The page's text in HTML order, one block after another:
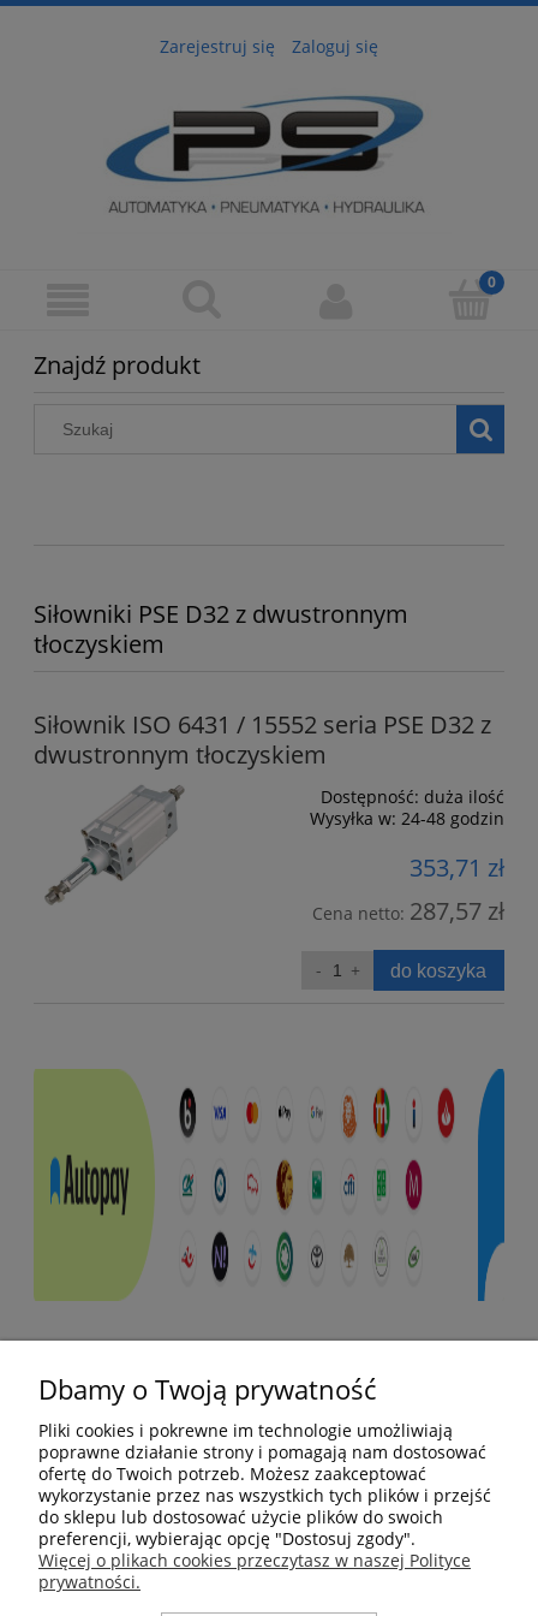
Zarejestruj się Zaloguj się
Znajdź produkt
Siłowniki PSE D32 z dwustronnym
tłoczyskiem
Siłownik ISO 6431 / 15552 seria PSE D32 z
dwustronnym tłoczyskiem
Dostępność: duża ilość
Wysyłka w: 24-48 godzin
353,71 zł
Cena netto: 287,57 zł
do koszyka
Moje konto
Płatności i dostawa
Informacje
O nas
Dbamy o Twoją prywatność
Pliki cookies i pokrewne im technologie umożliwiają
poprawne działanie strony i pomagają nam dostosować
ofertę do Twoich potrzeb. Możesz zaakceptować
wykorzystanie przez nas wszystkich tych plików i przejść
do sklepu lub dostosować użycie plików do swoich
preferencji, wybierając opcję "Dostosuj zgody".
Więcej o plikach cookies przeczytasz w naszej Polityce
prywatności.